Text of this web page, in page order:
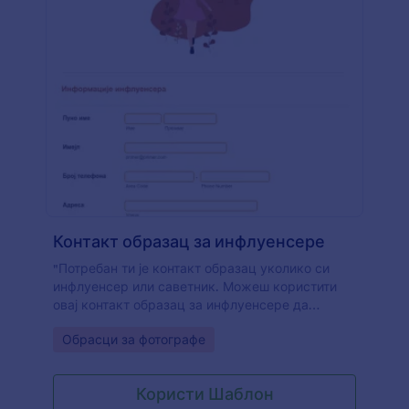
Контакт образац за инфлуенсере
"Потребан ти је контакт образац уколико си
инфлуенсер или саветник. Можеш користити
овај контакт образац за инфлуенсере да
договора између инфлуенсера и оглашивача.
има поља која траже податке инфлуенсера,
оглашивача и налоге друштвених мрежа.
Go to Category:
Обрасци за фотографе
Користи Шаблон